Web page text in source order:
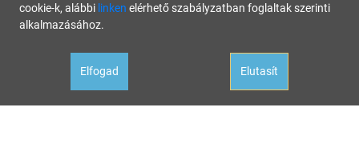
cookie-k, alábbi linken elérhető szabályzatban foglaltak szerinti
alkalmazásához.
Elfogad Elutasít